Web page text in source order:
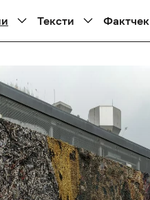
Тексти Фактчек